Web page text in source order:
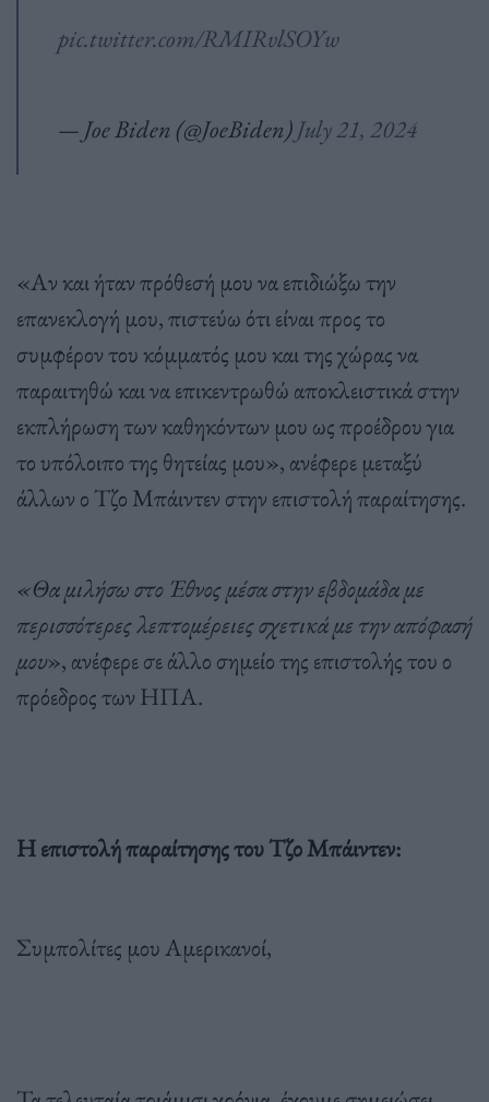
pic.twitter.com/RMIRvlSOYw
— Joe Biden (@JoeBiden)July 21, 2024
«Αν και ήταν πρόθεσή μου να επιδιώξω την
επανεκλογή μου, πιστεύω ότι είναι προς το
συμφέρον του κόμματός μου και της χώρας να
παραιτηθώ και να επικεντρωθώ αποκλειστικά στην
εκπλήρωση των καθηκόντων μου ως προέδρου για
το υπόλοιπο της θητείας μου», ανέφερε μεταξύ
άλλων ο Τζο Μπάιντεν στην επιστολή παραίτησης.
«Θα μιλήσω στο Έθνος μέσα στην εβδομάδα με
περισσότερες λεπτομέρειες σχετικά με την απόφασή
μου», ανέφερε σε άλλο σημείο της επιστολής του ο
πρόεδρος των ΗΠΑ.
Η επιστολή παραίτησης του Τζο Μπάιντεν:
Συμπολίτες μου Αμερικανοί,